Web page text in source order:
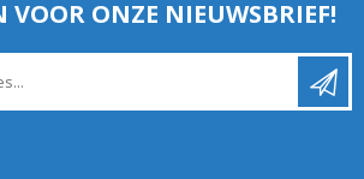
VOOR ONZE NIEUWSBRIEF!